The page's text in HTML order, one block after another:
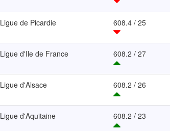
Ligue de Picardie 608.4 / 25
Ligue d'Ile de France 608.2 / 27
Ligue d'Alsace 608.2 / 26
Ligue d'Aquitaine 608.2 / 23